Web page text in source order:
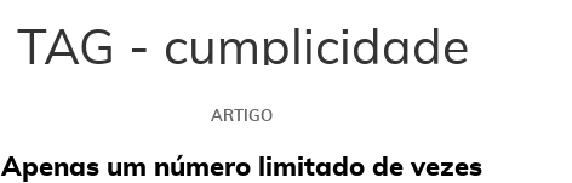
TAG - cumplicidade
ARTIGO
Apenas um número limitado de vezes